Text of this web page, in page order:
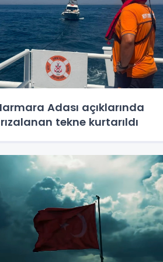
Adası açıklarında
tekne kurtarıldı